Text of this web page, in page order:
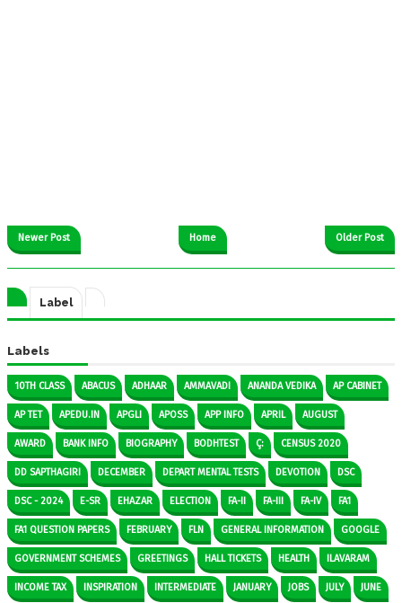
Newer Post Older Post
Home
Label
Labels
10TH CLASS ABACUS ADHAAR AMMAVADI ANANDA VEDIKA AP CABINET
AP TET APEDU.IN APGLI APOSS APP INFO APRIL AUGUST
AWARD BANK INFO BIOGRAPHY BODHTEST Ç: CENSUS 2020
DD SAPTHAGIRI DECEMBER DEPART MENTAL TESTS DEVOTION DSC
DSC - 2024 E-SR EHAZAR ELECTION FA-II FA-III FA-IV FA1
FA1 QUESTION PAPERS FEBRUARY FLN GENERAL INFORMATION GOOGLE
GOVERNMENT SCHEMES GREETINGS HALL TICKETS HEALTH ILAVARAM
INCOME TAX INSPIRATION INTERMEDIATE JANUARY JOBS JULY JUNE